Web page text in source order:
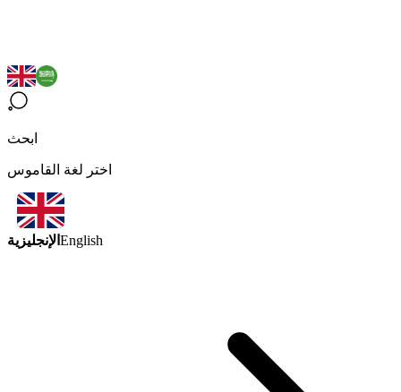
ابحث
اختر لغة القاموس
الإنجليزية English